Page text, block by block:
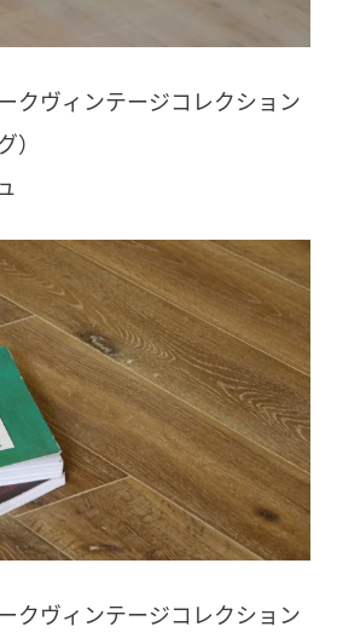
クヴィンテージコレクション
）
クヴィンテージコレクション